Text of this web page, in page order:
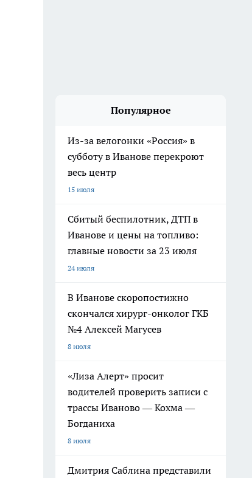
Популярное
Из-за велогонки «Россия» в
субботу в Иванове перекроют
весь центр
15 июля
Сбитый беспилотник, ДТП в
Иванове и цены на топливо:
главные новости за 23 июля
24 июля
В Иванове скоропостижно
скончался хирург-онколог ГКБ
№4 Алексей Магусев
8 июля
«Лиза Алерт» просит
водителей проверить записи с
трассы Иваново — Кохма —
Богданиха
8 июля
Дмитрия Саблина представили